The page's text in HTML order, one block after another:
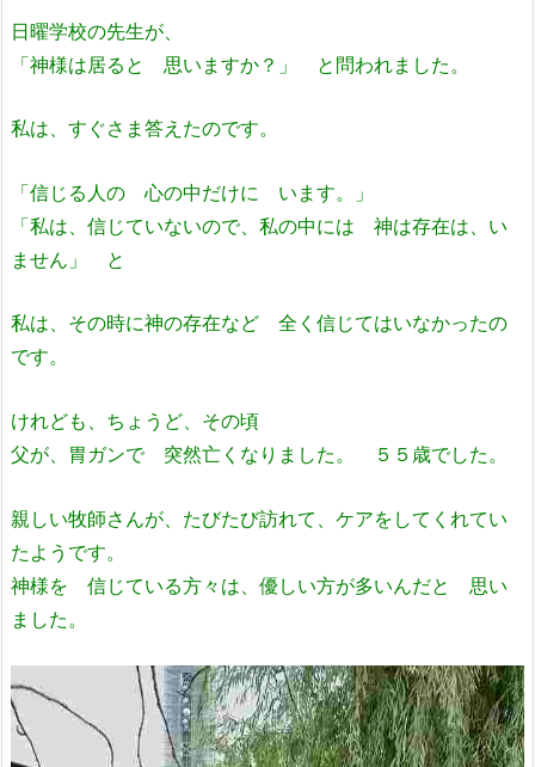
日曜学校の先生が、
「神様は居ると 思いますか？」 と問われました。
私は、すぐさま答えたのです。
「信じる人の 心の中だけに います。」
「私は、信じていないので、私の中には 神は存在は、い
ません」 と
私は、その時に神の存在など 全く信じてはいなかったの
です。
けれども、ちょうど、その頃
父が、胃ガンで 突然亡くなりました。 ５５歳でした。
親しい牧師さんが、たびたび訪れて、ケアをしてくれてい
たようです。
神様を 信じている方々は、優しい方が多いんだと 思い
ました。